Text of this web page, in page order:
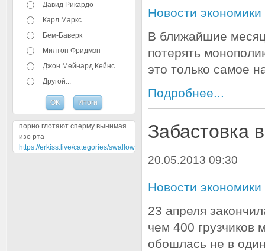
Давид Рикардо
Карл Маркс
Бем-Баверк
Милтон Фридмэн
Джон Мейнард Кейнс
Другой...
порно глотают сперму вынимая
изо рта
https://erkiss.live/categories/swallow
Новости экономики
В ближайшие
потерять
это только самое
Подробнее...
Забастовка
20.05.2013 09:30
Новости экономики
23 апреля
чем 400 грузчиков
обошлась не в